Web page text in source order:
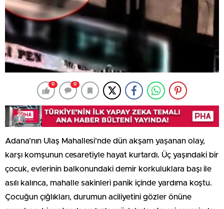
0 0
Adana’nın Ulaş Mahallesi’nde dün akşam yaşanan olay,
karşı komşunun cesaretiyle hayat kurtardı. Üç yaşındaki bir
çocuk, evlerinin balkonundaki demir korkuluklara başı ile
asılı kalınca, mahalle sakinleri panik içinde yardıma koştu.
Çocuğun çığlıkları, durumun aciliyetini gözler önüne